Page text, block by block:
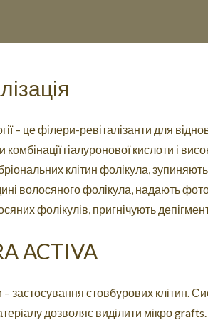
– це філери-ревіталізанти для
комбінації гіалуронової кислоти і
клітин фолікула,
волосяного фолікула, надають
фолікулів, пригнічують
ACTIVA
– застосування стовбурових клітин.
дозволяє виділити мікро